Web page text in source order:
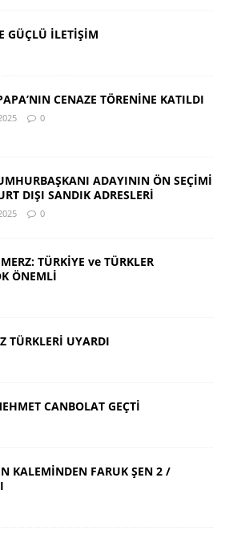
GÜÇLÜ İLETİŞİM
CENAZE TÖRENİNE KATILDI
0
ADAYININ ÖN SEÇİMİ
DIŞI SANDIK ADRESLERİ
0
TÜRKİYE ve TÜRKLER
ÖNEMLİ
TÜRKLERİ UYARDI
CANBOLAT GEÇTİ
KALEMİNDEN FARUK ŞEN 2 /